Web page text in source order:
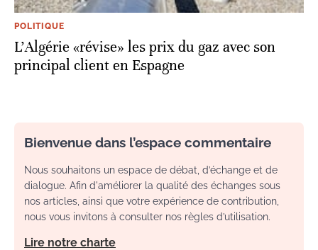
POLITIQUE
L'Algérie «révise» les prix du gaz avec son
principal client en Espagne
Bienvenue dans l’espace commentaire
Nous souhaitons un espace de débat, d’échange et de
dialogue. Afin d'améliorer la qualité des échanges sous
nos articles, ainsi que votre expérience de contribution,
nous vous invitons à consulter nos règles d’utilisation.
Lire notre charte